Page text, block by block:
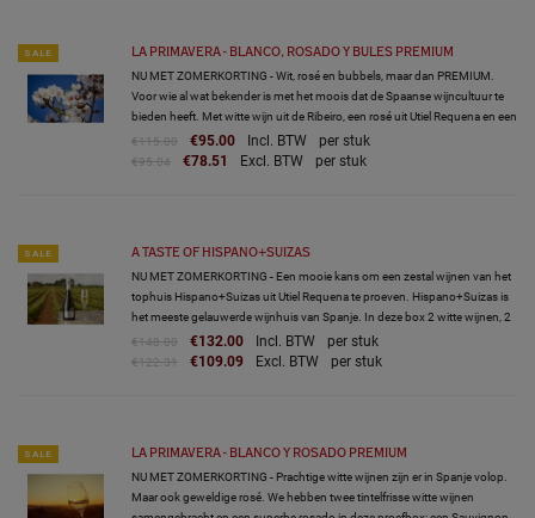
SALE LA PRIMAVERA - BLANCO, ROSADO Y BULES PREMIUM
NU MET ZOMERKORTING - Wit, rosé en bubbels, maar dan PREMIUM.
Voor wie al wat bekender is met het moois dat de Spaanse wijncultuur te
bieden heeft. Met witte wijn uit de Ribeiro, een rosé uit Utiel Requena en een
cava uit de Penedes. Dat wordt genieten!
€115.00 €95.00 Incl. BTW per stuk
€95.04 €78.51 Excl. BTW per stuk
SALE A TASTE OF HISPANO+SUIZAS
NU MET ZOMERKORTING - Een mooie kans om een zestal wijnen van het
tophuis Hispano+Suizas uit Utiel Requena te proeven. Hispano+Suizas is
het meeste gelauwerde wijnhuis van Spanje. In deze box 2 witte wijnen, 2
cava's, een rosado en een rode wijn van dit h
€148.00 €132.00 Incl. BTW per stuk
€122.31 €109.09 Excl. BTW per stuk
SALE LA PRIMAVERA - BLANCO Y ROSADO PREMIUM
NU MET ZOMERKORTING - Prachtige witte wijnen zijn er in Spanje volop.
Maar ook geweldige rosé. We hebben twee tintelfrisse witte wijnen